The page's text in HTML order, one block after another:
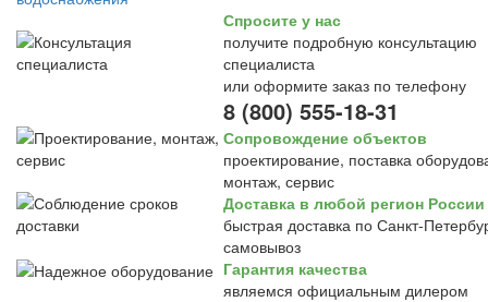
Спросите у нас
получите подробную консультацию
специалиста
или оформите заказ по телефону
8 (800) 555-18-31
Сопровождение объектов
проектирование, поставка
монтаж, сервис
Доставка в любой регион России
быстрая доставка по Санкт-
самовывоз
Гарантия качества
являемся официальным дилером